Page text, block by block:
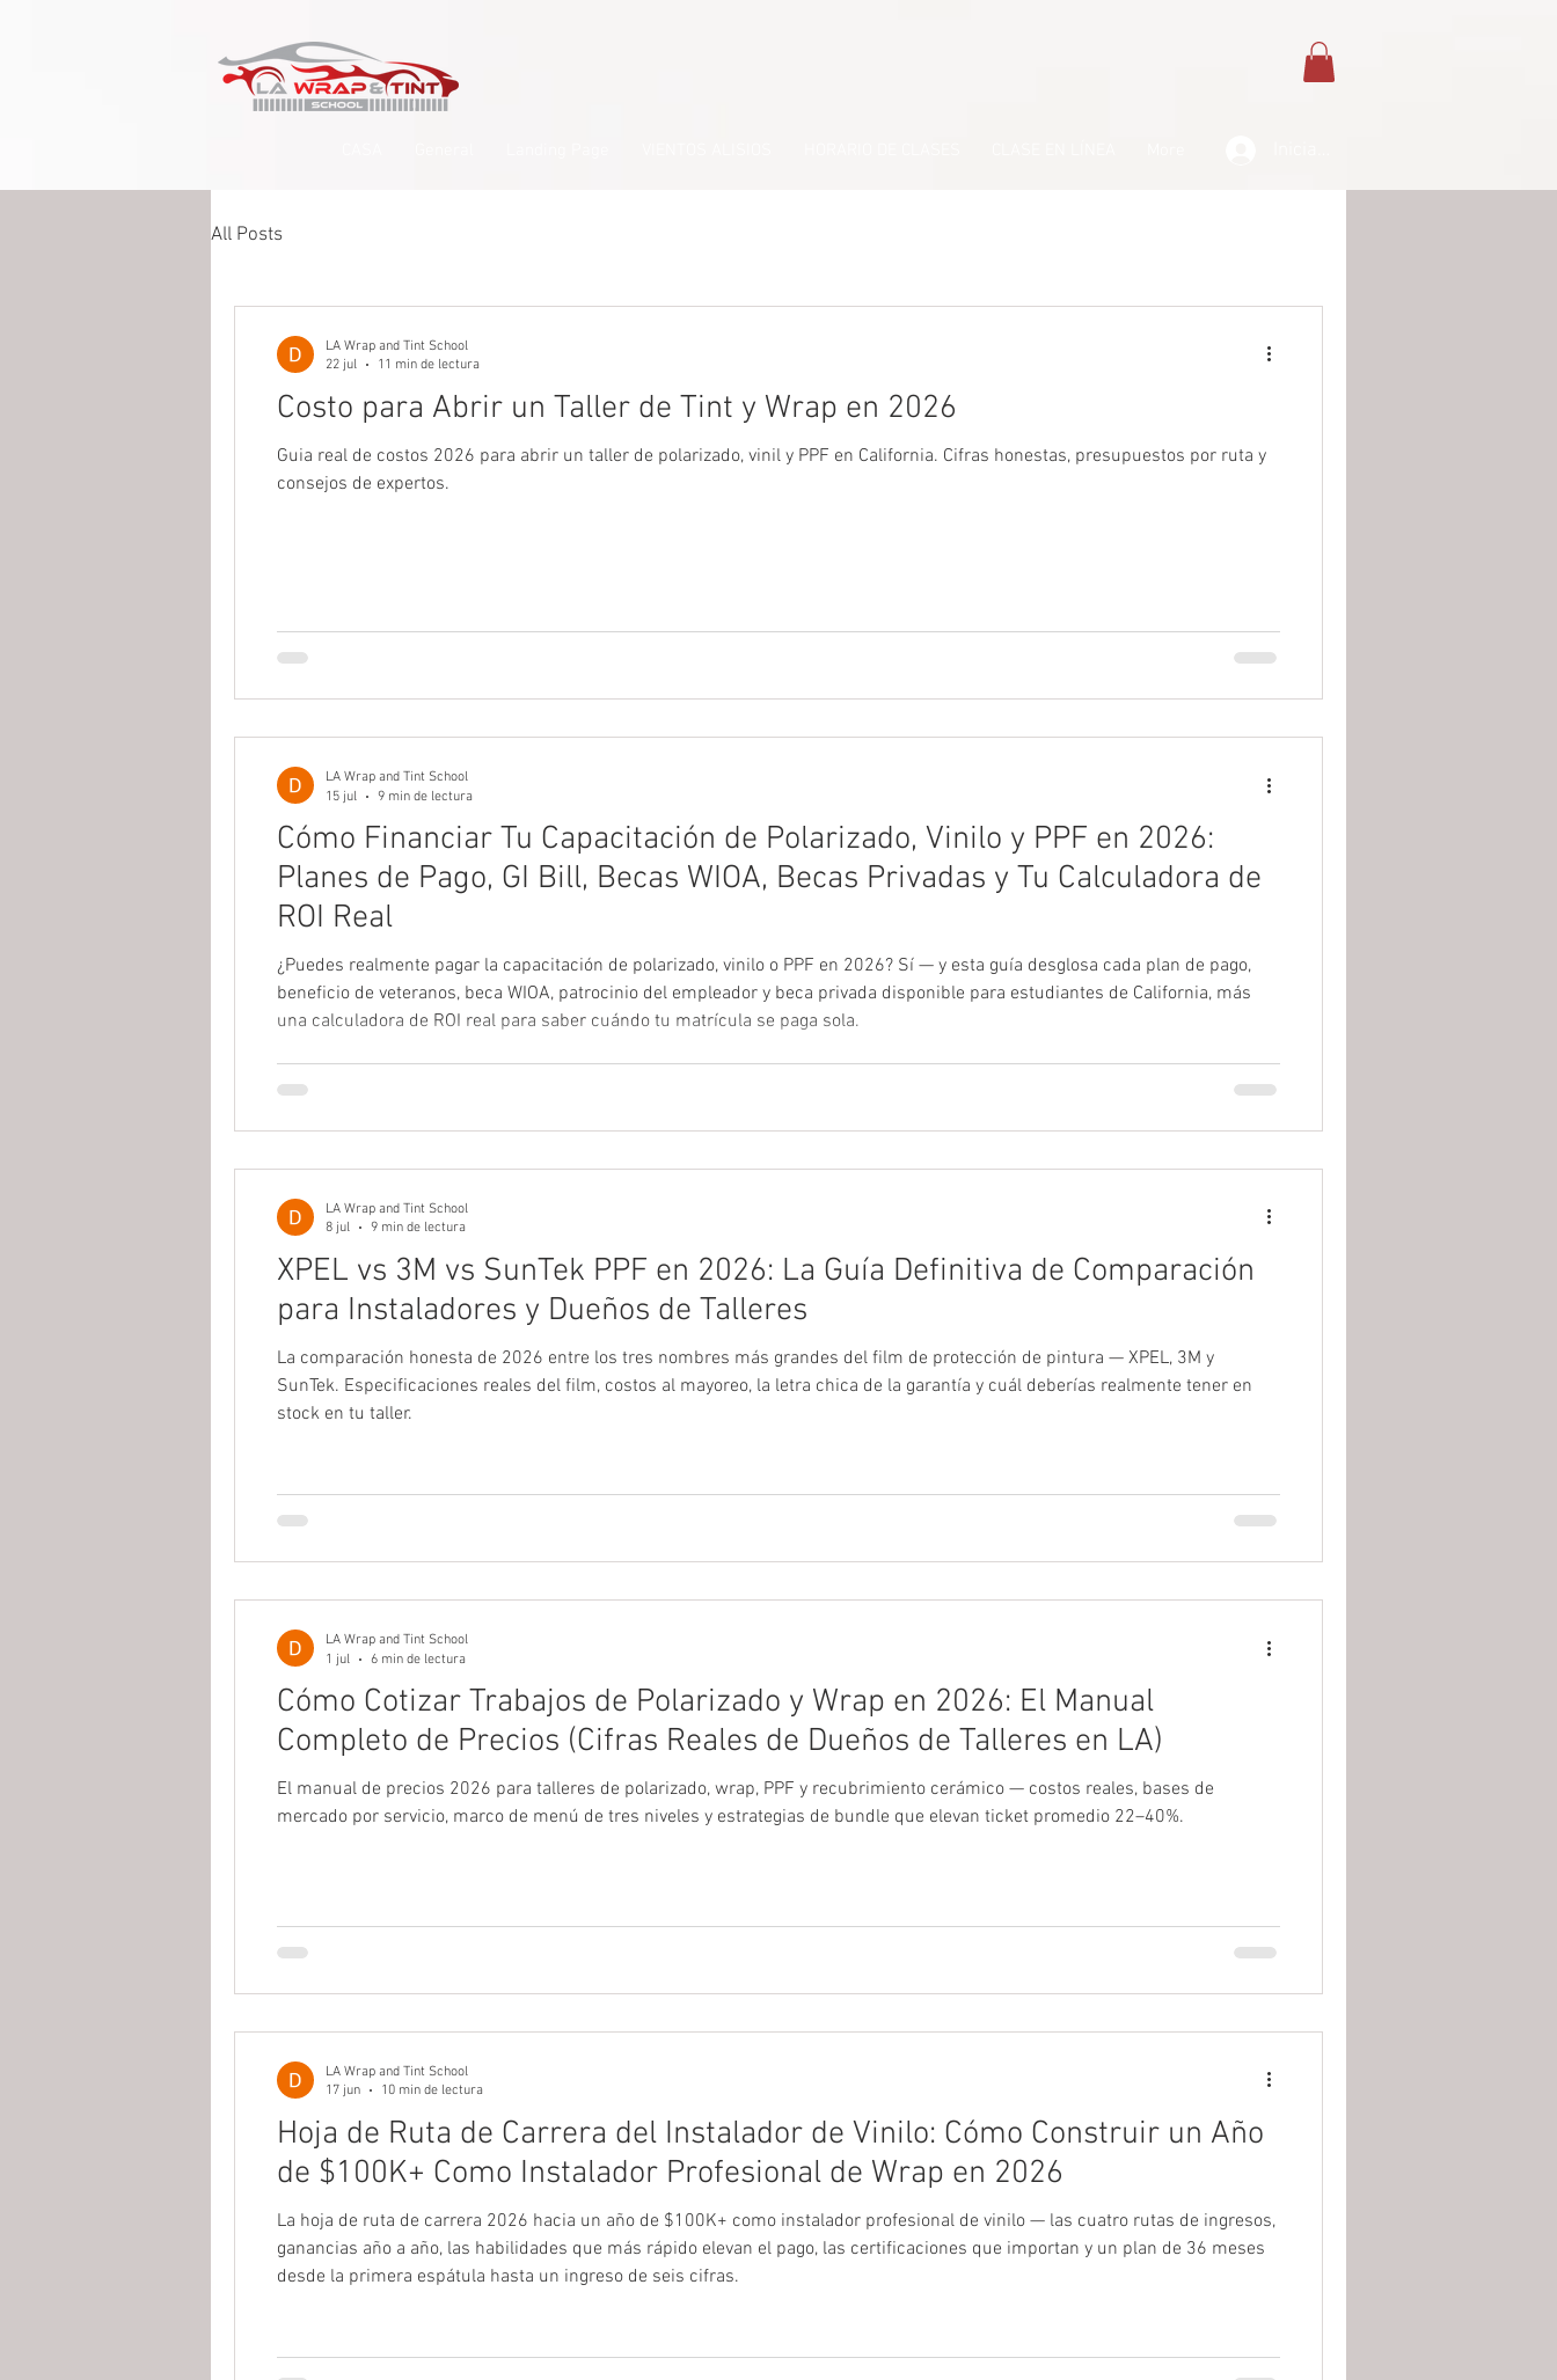
All Posts
Costo para Abrir un Taller de Tint y Wrap en 2026
Guia real de costos 2026 para abrir un taller de polarizado, vinil y PPF en California. Cifras honestas, presupuestos por ruta y
consejos de expertos.
LA Wrap and Tint School
22 jul
11 min de lectura
Cómo Financiar Tu Capacitación de Polarizado, Vinilo y PPF en 2026:
Planes de Pago, GI Bill, Becas WIOA, Becas Privadas y Tu Calculadora de
ROI Real
¿Puedes realmente pagar la capacitación de polarizado, vinilo o PPF en 2026? Sí — y esta guía desglosa cada plan de pago,
beneficio de veteranos, beca WIOA, patrocinio del empleador y beca privada disponible para estudiantes de California, más
una calculadora de ROI real para saber cuándo tu matrícula se paga sola.
LA Wrap and Tint School
15 jul
9 min de lectura
XPEL vs 3M vs SunTek PPF en 2026: La Guía Definitiva de Comparación
para Instaladores y Dueños de Talleres
La comparación honesta de 2026 entre los tres nombres más grandes del film de protección de pintura — XPEL, 3M y
SunTek. Especificaciones reales del film, costos al mayoreo, la letra chica de la garantía y cuál deberías realmente tener en
stock en tu taller.
LA Wrap and Tint School
8 jul
9 min de lectura
Cómo Cotizar Trabajos de Polarizado y Wrap en 2026: El Manual
Completo de Precios (Cifras Reales de Dueños de Talleres en LA)
El manual de precios 2026 para talleres de polarizado, wrap, PPF y recubrimiento cerámico — costos reales, bases de
mercado por servicio, marco de menú de tres niveles y estrategias de bundle que elevan ticket promedio 22–40%.
LA Wrap and Tint School
1 jul
6 min de lectura
Hoja de Ruta de Carrera del Instalador de Vinilo: Cómo Construir un Año
de $100K+ Como Instalador Profesional de Wrap en 2026
La hoja de ruta de carrera 2026 hacia un año de $100K+ como instalador profesional de vinilo — las cuatro rutas de ingresos,
ganancias año a año, las habilidades que más rápido elevan el pago, las certificaciones que importan y un plan de 36 meses
desde la primera espátula hasta un ingreso de seis cifras.
LA Wrap and Tint School
17 jun
10 min de lectura